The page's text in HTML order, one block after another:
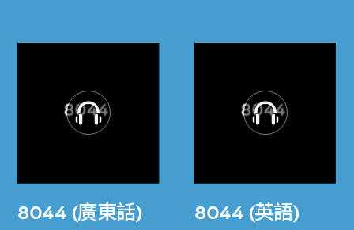
8044 (廣東話) 8044 (英語)